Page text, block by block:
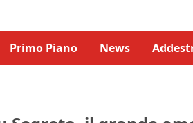
Primo Piano News